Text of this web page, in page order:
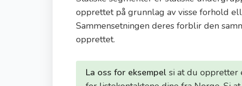
opprettet på grunnlag av visse forhold
Sammensetningen deres forblir den
opprettet.
La oss for eksempel si at du oppretter